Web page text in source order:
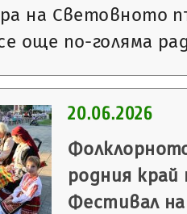
на Световното
още по-голяма
20.06.2026
родния
Фестивал